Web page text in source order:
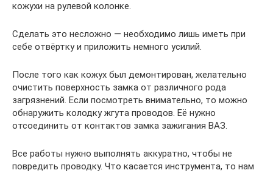
кожухи на рулевой колонке.
Сделать это несложно — необходимо лишь иметь при
себе отвёртку и приложить немного усилий.
После того как кожух был демонтирован, желательно
очистить поверхность замка от различного рода
загрязнений. Если посмотреть внимательно, то можно
обнаружить колодку жгута проводов. Её нужно
отсоединить от контактов замка зажигания ВАЗ.
Все работы нужно выполнять аккуратно, чтобы не
повредить проводку. Что касается инструмента, то нам